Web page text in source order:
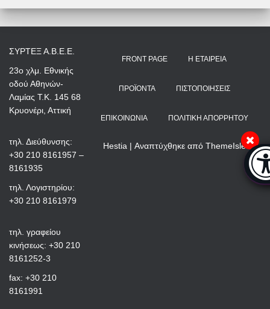
ΣΥΡΤΕΞ Α.Β.Ε.Ε.
23ο χλμ. Εθνικής
οδού Αθηνών-
Λαμίας Τ.Κ. 145 68
Κρυονέρι, Αττική
τηλ. Διεύθυνσης:
+30 210 8161957 –
8161935
τηλ. Λογιστηρίου:
+30 210 8161979
τηλ. γραφείου
κινήσεως: +30 210
8161252-3
fax: +30 210
8161991
FRONT PAGE Η ΕΤΑΙΡΕΊΑ
ΠΡΟΪΌΝΤΑ ΠΙΣΤΟΠΟΙΉΣΕΙΣ
ΕΠΙΚΟΙΝΩΝΊΑ ΠΟΛΙΤΙΚΉ ΑΠΟΡΡΉΤΟΥ
Hestia | Αναπτύχθηκε από ThemeIsle